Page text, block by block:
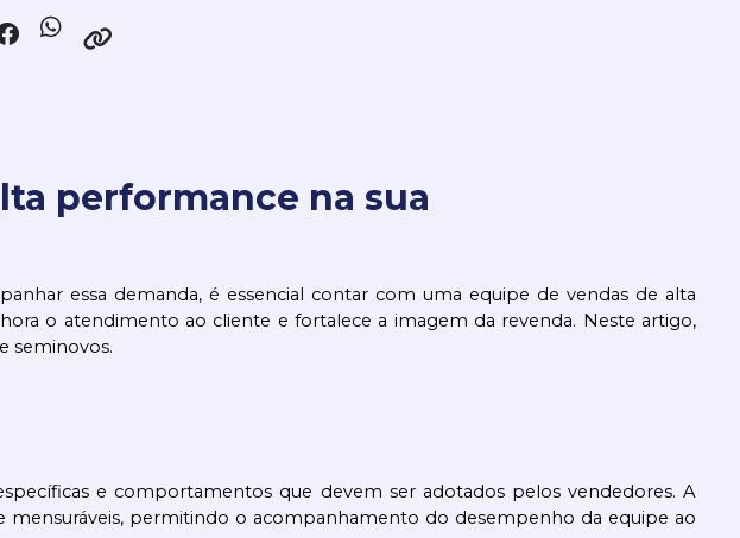
performance na sua
essa demanda, é essencial contar com uma equipe de vendas de alta
o atendimento ao cliente e fortalece a imagem da revenda. Neste artigo,
seminovos.
e comportamentos que devem ser adotados pelos vendedores. A
mensuráveis, permitindo o acompanhamento do desempenho da equipe ao